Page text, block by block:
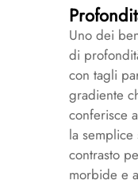
Uno dei
di
con tagli
gradiente
conferisce
la
contrasto
morbide e